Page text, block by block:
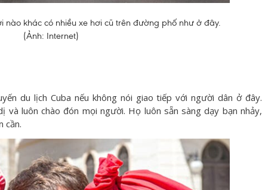
nào khác có nhiều xe hơi cũ trên đường phố như ở đây.
(Ảnh: Internet)
du lịch Cuba nếu không nói giao tiếp với người dân ở đây.
và luôn chào đón mọi người. Họ luôn sẵn sàng dạy bạn nhảy,
cần.